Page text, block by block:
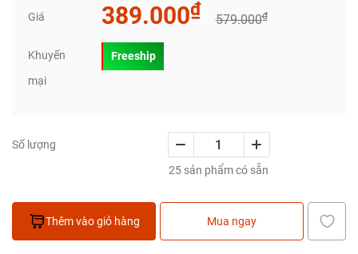
Giá 389.000₫
579.000₫
Khuyến
mại
Freeship
Số lượng
25 sản phẩm có sẵn
Thêm vào giỏ hàng Mua ngay